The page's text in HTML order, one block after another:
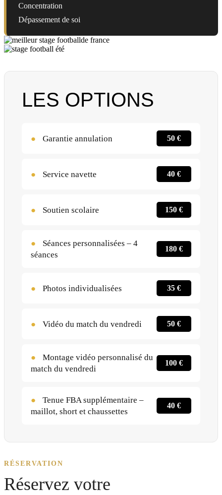
Concentration
Dépassement de soi
LES OPTIONS
● Garantie annulation 50 €
● Service navette 40 €
● Soutien scolaire 150 €
●
Séances personnalisées – 4
séances
180 €
● Photos individualisées 35 €
● Vidéo du match du vendredi 50 €
●
Montage vidéo personnalisé du
match du vendredi
100 €
●
Tenue FBA supplémentaire –
maillot, short et chaussettes
40 €
RÉSERVATION
Réservez votre